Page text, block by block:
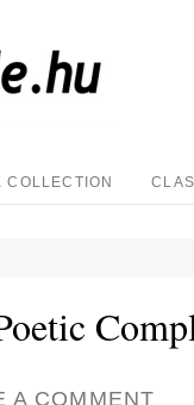
COLLECTION
A COMMENT